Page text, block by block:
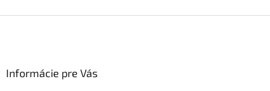
Informácie pre Vás